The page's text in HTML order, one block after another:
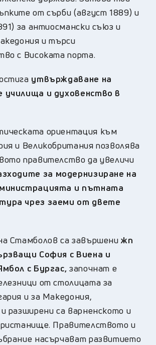
от сърби (август 1889) и
за антиосмански съюз и
и търси
с Високата порта.
утвърждаване на
училища и духовенство в
ориентация към
и Великобритания позволява
правителство да увеличи
за модернизиране на
и пътната
чрез заеми от двете
Стамболов са завършенижп
София с Виена и
с Бургас, започнат е
от столицата за
и за Македония,
разширени са варненското и
Правителството и
насърчават развитието